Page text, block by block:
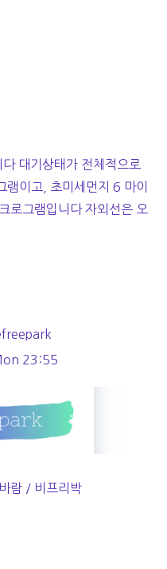
대기상태가 전체적으로
이고, 초미세먼지 6 마이
로그램입니다 자외선은 오
23:55
람 / 비프리박